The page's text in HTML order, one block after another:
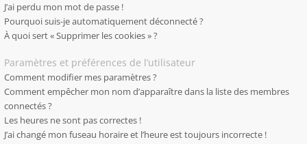
J’ai perdu mon mot de passe !
Pourquoi suis-je automatiquement déconnecté ?
À quoi sert « Supprimer les cookies » ?
Paramètres et préférences de l’utilisateur
Comment modifier mes paramètres ?
Comment empêcher mon nom d’apparaître dans la liste des membres
connectés ?
Les heures ne sont pas correctes !
J’ai changé mon fuseau horaire et l’heure est toujours incorrecte !